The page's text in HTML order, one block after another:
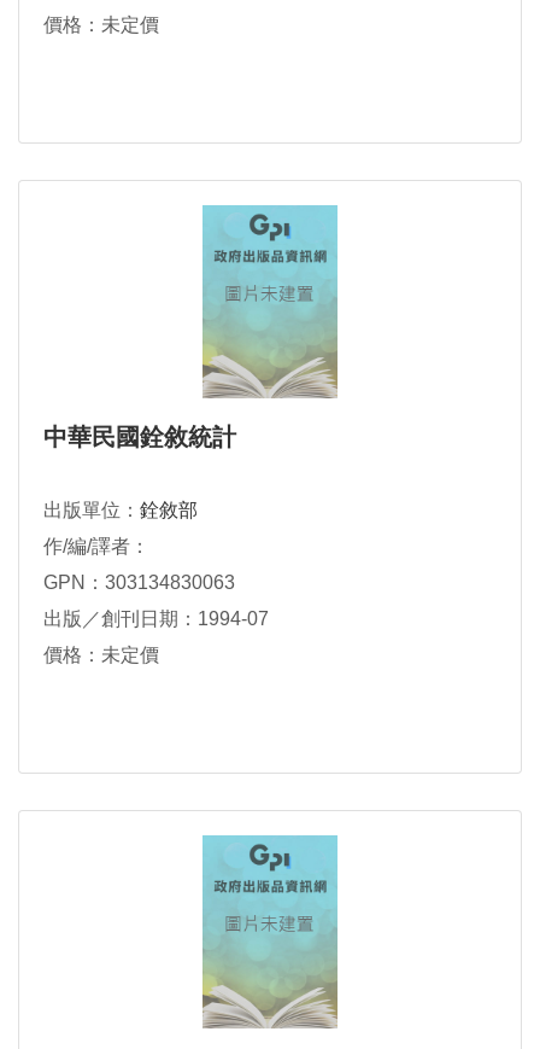
價格：未定價
中華民國銓敘統計
出版單位： 銓敘部
作/編/譯者：
GPN：303134830063
出版／創刊日期：1994-07
價格：未定價